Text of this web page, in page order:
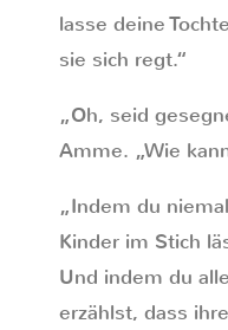
lasse deine
sie sich regt.“
„Oh, seid
Amme. „Wie
„Indem du
Kinder im Stich
Und indem du
erzählst, dass